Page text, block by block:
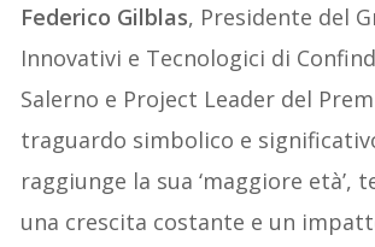
Federico Gilblas, Presidente del
Innovativi e Tecnologici di
Salerno e Project Leader del
traguardo simbolico e
raggiunge la sua ‘maggiore età’,
una crescita costante e un